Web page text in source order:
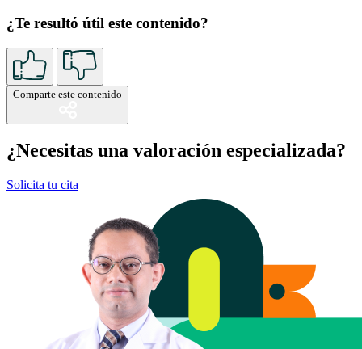
¿Te resultó útil este contenido?
Comparte este contenido
¿Necesitas una valoración especializada?
Solicita tu cita